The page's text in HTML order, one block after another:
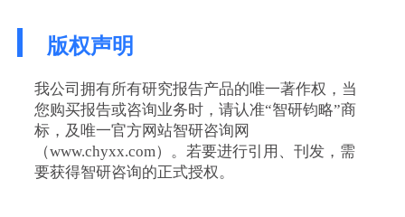
版权声明
我公司拥有所有研究报告产品的唯一著作权，当
您购买报告或咨询业务时，请认准“智研钧略”商
标，及唯一官方网站智研咨询网
（www.chyxx.com）。若要进行引用、刊发，需
要获得智研咨询的正式授权。